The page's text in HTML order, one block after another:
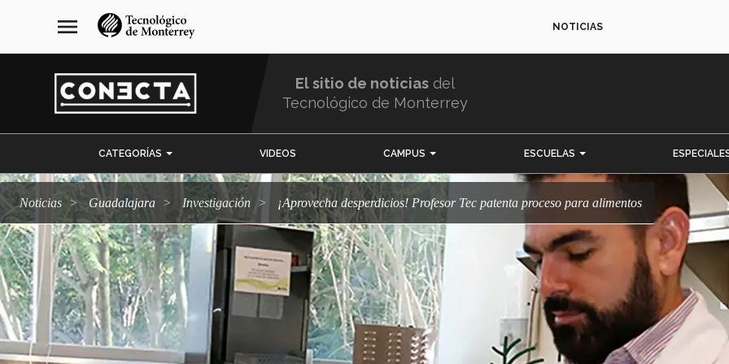
navegación
principal
menu NOTICIAS
El sitio de noticias del
Tecnológico de Monterrey
CATEGORÍAS VIDEOS CAMPUS ESCUELAS
Noticias Guadalajara Investigación ¡Aprovecha desperdicios! Profesor Tec patenta proceso para alimentos